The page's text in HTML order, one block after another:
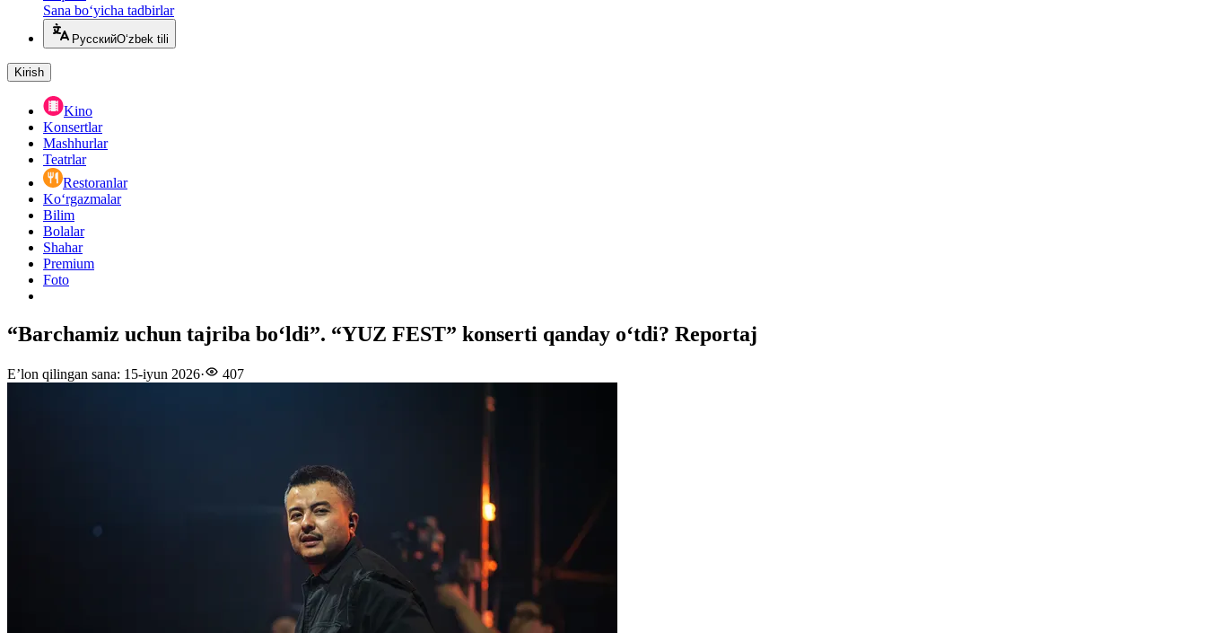
Sana bo‘yicha tadbirlar
РусскийO‘zbek tili
Kirish
Kino
Konsertlar
Mashhurlar
Teatrlar
Restoranlar
Ko‘rgazmalar
Bilim
Bolalar
Shahar
Premium
Foto
“Barchamiz uchun tajriba bo‘ldi”. “YUZ FEST” konserti qanday o‘tdi? Reportaj
E’lon qilingan sana: 15-iyun 2026· 407